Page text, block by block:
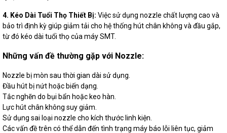
4. Kéo Dài Tuổi Thọ Thiết Bị: Việc sử dụng nozzle chất lượng cao và
bảo trì định kỳ giúp giảm tải cho hệ thống hút chân không và đầu gắp,
từ đó kéo dài tuổi thọ của máy SMT.
Những vấn đề thường gặp với Nozzle:
Nozzle bị mòn sau thời gian dài sử dụng.
Đầu hút bị nứt hoặc biến dạng.
Tắc nghẽn do bụi bẩn hoặc keo hàn.
Lực hút chân không suy giảm.
Sử dụng sai loại nozzle cho kích thước linh kiện.
Các vấn đề trên có thể dẫn đến tình trạng máy báo lỗi liên tục, giảm